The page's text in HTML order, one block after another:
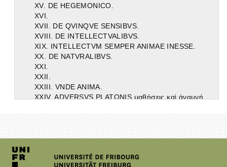
XV. DE HEGEMONICO.
XVI.
XVII. DE QVINQVE SENSIBVS.
XVIII. DE INTELLECTVALIBVS.
XIX. INTELLECTVM SEMPER ANIMAE INESSE.
XX. DE NATVRALIBVS.
XXI.
XXII.
XXIII. VNDE ANIMA.
XXVI.
XXVII.
XXVIII. ADVERSVS PLATONEM, NON EX MORTVIS FIERI VIVOS.